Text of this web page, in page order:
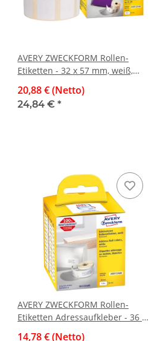
AVERY ZWECKFORM Rollen-
Etiketten - 32 x 57 mm, weiß,
20,88 € (Netto)
24,84 € *
AVERY ZWECKFORM Rollen-
Etiketten Adressaufkleber - 36 x
14,78 € (Netto)